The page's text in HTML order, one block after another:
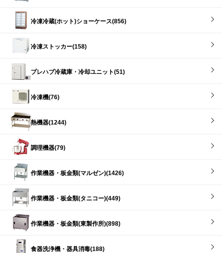
冷凍冷蔵(ホット)ショーケース(856)
冷凍ストッカー(158)
プレハブ冷蔵庫・冷却ユニット(51)
冷凍機(76)
熱機器(1244)
調理機器(79)
作業機器・板金類(マルゼン)(1426)
作業機器・板金類(タニコー)(449)
作業機器・板金類(東製作所)(898)
食器洗浄機・器具消毒(188)